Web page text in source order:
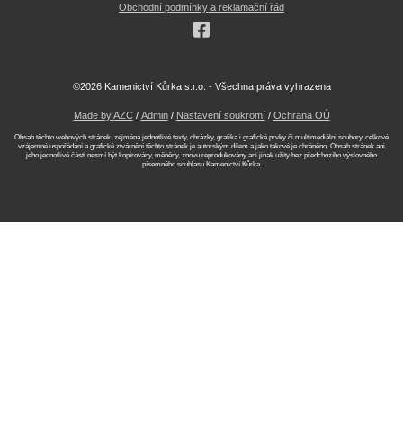
Obchodní podmínky a reklamační řád
©2026 Kamenictví Kůrka s.r.o. - Všechna práva vyhrazena
Made by AZC/ Admin/ Nastavení soukromí/ Ochrana OÚ
Obsah těchto webových stránek, zejména jednotlivé texty, obrázky, grafika i grafické prvky či multimediální soubory, celkové
vzájemné uspořádání a grafické ztvárnění těchto stránek je autorským dílem a jako takové je chráněno. Obsah stránek ani
jeho jednotlivé části nesmí být kopírovány, měněny, znovu reprodukovány ani jinak užity bez předchozího výslovného
písemného souhlasu Kamenictví Kůrka.